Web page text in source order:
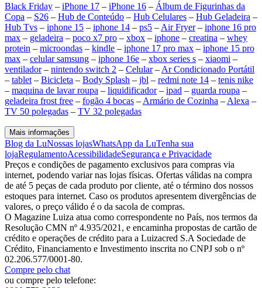
Black Friday – iPhone 17 – iPhone 16 – Álbum de Figurinhas da
Copa – S26 – Hub de Conteúdo – Hub Celulares – Hub Geladeira –
Hub Tvs – iphone 15 – iphone 14 – ps5 – Air Fryer– iphone 16 pro
max – geladeira – poco x7 pro – xbox – iphone – creatina – whey
protein – microondas – kindle – iphone 17 pro max – iphone 15 pro
max – celular samsung – iphone 16e – xbox series s – xiaomi –
ventilador– nintendo switch 2 – Celular– Ar Condicionado Portátil
– tablet – Bicicleta – Body Splash – jbl – redmi note 14 – tenis nike
– maquina de lavar roupa – liquidificador– ipad – guarda roupa –
geladeira frost free – fogão 4 bocas – Armário de Cozinha – Alexa –
TV 50 polegadas – TV 32 polegadas
Mais informações
Blog da LuNossas lojasWhatsApp da LuTenha sua
lojaRegulamentoAcessibilidadeSegurança e Privacidade
Preços e condições de pagamento exclusivos para compras via
internet, podendo variar nas lojas físicas. Ofertas válidas na compra
de até 5 peças de cada produto por cliente, até o término dos nossos
estoques para internet. Caso os produtos apresentem divergências de
valores, o preço válido é o da sacola de compras.
O Magazine Luiza atua como correspondente no País, nos termos da
Resolução CMN nº 4.935/2021, e encaminha propostas de cartão de
crédito e operações de crédito para a Luizacred S.A Sociedade de
Crédito, Financiamento e Investimento inscrita no CNPJ sob o nº
02.206.577/0001-80.
Compre pelo chat
ou compre pelo telefone: